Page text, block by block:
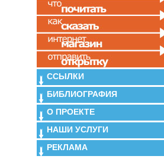
ССЫЛКИ
БИБЛИОГРАФИЯ
О ПРОЕКТЕ
НАШИ УСЛУГИ
РЕКЛАМА